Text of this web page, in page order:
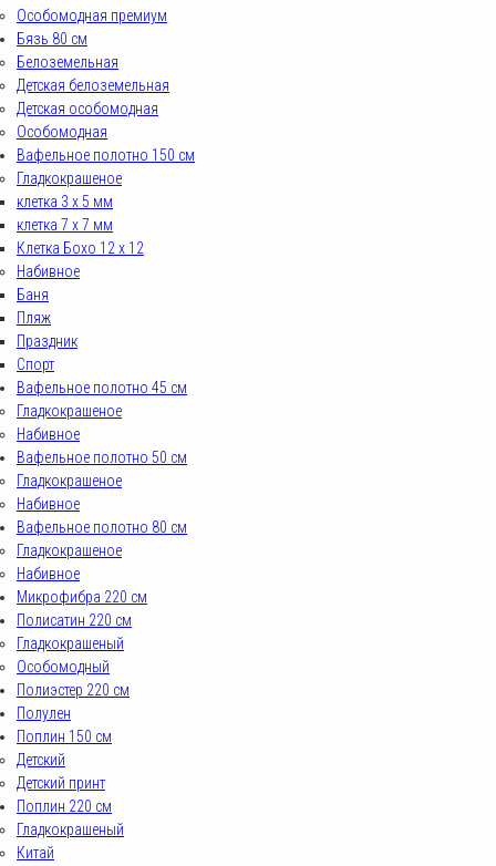
Особомодная премиум
Бязь 80 см
Белоземельная
Детская белоземельная
Детская особомодная
Особомодная
Вафельное полотно 150 см
Гладкокрашеное
клетка 3 х 5 мм
клетка 7 х 7 мм
Клетка Бохо 12 x 12
Набивное
Баня
Пляж
Праздник
Спорт
Вафельное полотно 45 см
Гладкокрашеное
Набивное
Вафельное полотно 50 см
Гладкокрашеное
Набивное
Вафельное полотно 80 см
Гладкокрашеное
Набивное
Микрофибра 220 см
Полисатин 220 см
Гладкокрашеный
Особомодный
Полиэстер 220 см
Полулен
Поплин 150 см
Детский
Детский принт
Поплин 220 см
Гладкокрашеный
Китай